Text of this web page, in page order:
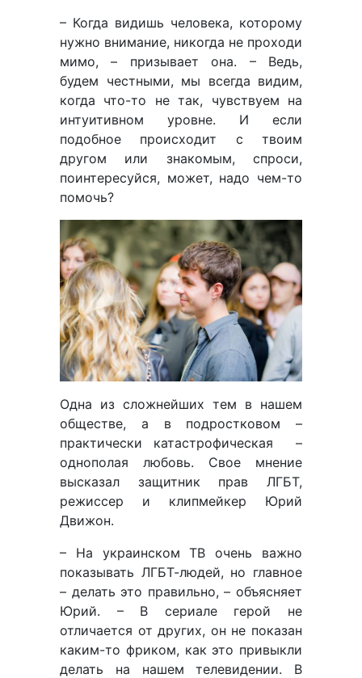
– Когда видишь человека, которому
нужно внимание, никогда не проходи
мимо, – призывает она. – Ведь,
будем честными, мы всегда видим,
когда что-то не так, чувствуем на
интуитивном уровне. И если
подобное происходит с твоим
другом или знакомым, спроси,
поинтересуйся, может, надо чем-то
помочь?
Одна из сложнейших тем в нашем
обществе, а в подростковом –
практически катастрофическая –
однополая любовь. Свое мнение
высказал защитник прав ЛГБТ,
режиссер и клипмейкер Юрий
Движон.
– На украинском ТВ очень важно
показывать ЛГБТ-людей, но главное
– делать это правильно, – объясняет
Юрий. – В сериале герой не
отличается от других, он не показан
каким-то фриком, как это привыкли
делать на нашем телевидении. В